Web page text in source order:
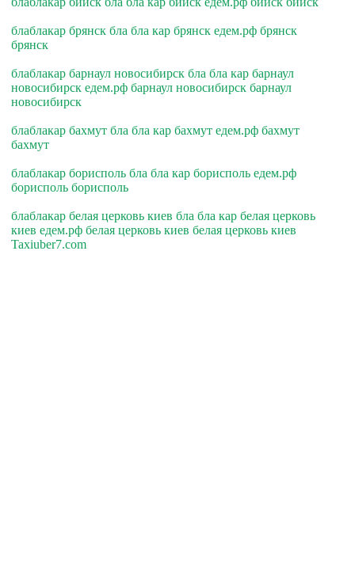
блаблакар брянск бла бла кар брянск едем.рф брянск
брянск
блаблакар барнаул новосибирск бла бла кар барнаул
новосибирск едем.рф барнаул новосибирск барнаул
новосибирск
блаблакар бахмут бла бла кар бахмут едем.рф бахмут
бахмут
блаблакар борисполь бла бла кар борисполь едем.рф
борисполь борисполь
блаблакар белая церковь киев бла бла кар белая церковь
киев едем.рф белая церковь киев белая церковь киев
Taxiuber7.com